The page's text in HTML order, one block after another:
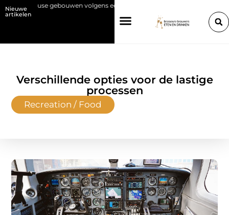
Nieuwe
artikelen
gebouwen volgens een architectenbureau in Hasselt
Verschillende opties voor de lastige
processen
Recreation / Food